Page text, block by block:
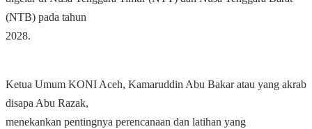
(NTB) pada tahun
2028.
Ketua Umum KONI Aceh, Kamaruddin Abu Bakar atau yang akrab
disapa Abu Razak,
menekankan pentingnya perencanaan dan latihan yang